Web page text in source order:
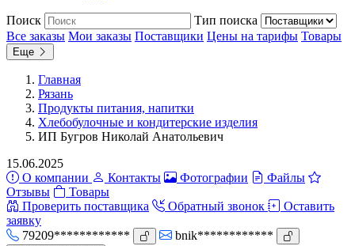
Поиск
Тип поиска
Все заказы Мои заказы Поставщики Цены на тарифы Товары
Еще
Главная
Рязань
Продукты питания, напитки
Хлебобулочные и кондитерские изделия
ИП Бугров Николай Анатольевич
15.06.2025
О компании
Контакты Фотографии
Файлы
Отзывы
Товары
Проверить поставщика
Обратный звонок
Оставить
заявку
79209************
bnik************